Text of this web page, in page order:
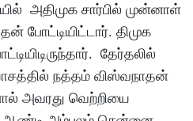
அதிமுக சார்பில் முன்னாள்
போட்டியிட்டார். திமுக
தேர்தலில்
நத்தம் விஸ்வநாதன்
அவரது வெற்றியை